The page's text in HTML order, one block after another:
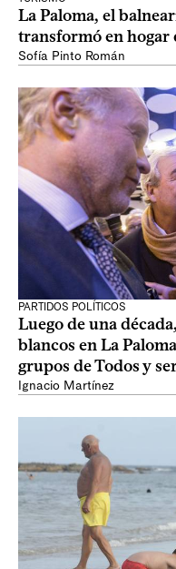
La Paloma, el
transformó en hogar
Sofía Pinto Román
PARTIDOS POLÍTICOS
Luego de una
blancos en La
grupos de Todos y
Ignacio Martínez